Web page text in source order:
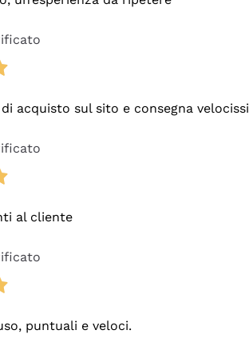
acquisto sul sito e consegna
al cliente
puntuali e veloci.